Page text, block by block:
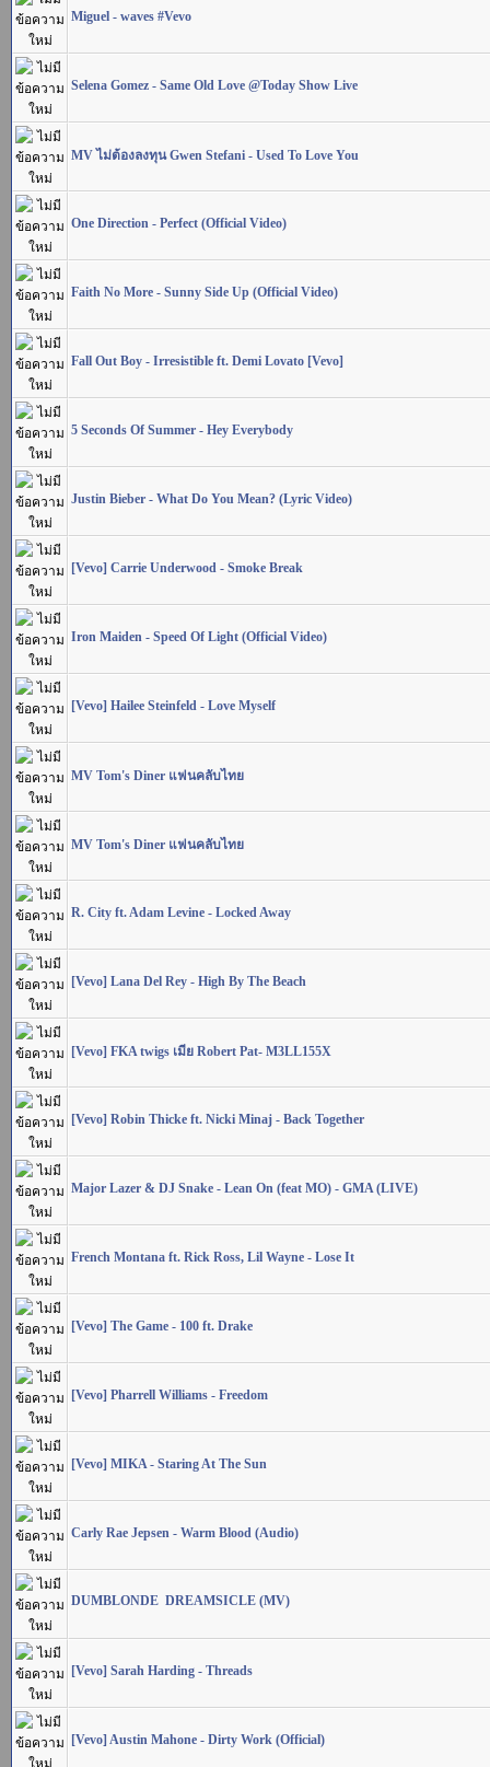
Miguel - waves #Vevo
Selena Gomez - Same Old Love @Today Show Live
MV ไม่ต้องลงทุน Gwen Stefani - Used To Love You
One Direction - Perfect (Official Video)
Faith No More - Sunny Side Up (Official Video)
Fall Out Boy - Irresistible ft. Demi Lovato [Vevo]
5 Seconds Of Summer - Hey Everybody
Justin Bieber - What Do You Mean? (Lyric Video)
[Vevo] Carrie Underwood - Smoke Break
Iron Maiden - Speed Of Light (Official Video)
[Vevo] Hailee Steinfeld - Love Myself
MV Tom's Diner แฟนคลับไทย
MV Tom's Diner แฟนคลับไทย
R. City ft. Adam Levine - Locked Away
[Vevo] Lana Del Rey - High By The Beach
[Vevo] FKA twigs เมีย Robert Pat- M3LL155X
[Vevo] Robin Thicke ft. Nicki Minaj - Back Together
Major Lazer & DJ Snake - Lean On (feat MO) - GMA (LIVE)
French Montana ft. Rick Ross, Lil Wayne - Lose It
[Vevo] The Game - 100 ft. Drake
[Vevo] Pharrell Williams - Freedom
[Vevo] MIKA - Staring At The Sun
Carly Rae Jepsen - Warm Blood (Audio)
DUMBLONDE  DREAMSICLE (MV)
[Vevo] Sarah Harding - Threads
[Vevo] Austin Mahone - Dirty Work (Official)